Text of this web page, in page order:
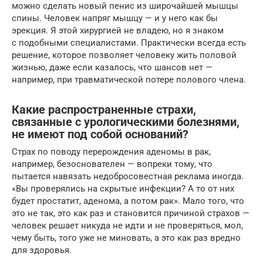
можно сделать новый пенис из широчайшей мышцы
спины. Человек напряг мышцу — и у него как бы
эрекция. Я этой хирургией не владею, но я знаком
с подобными специалистами. Практически всегда есть
решение, которое позволяет человеку жить половой
жизнью, даже если казалось, что шансов нет —
например, при травматической потере полового члена.
Какие распространенные страхи,
связанные с урологическими болезнями,
не имеют под собой оснований?
Страх по поводу перерождения аденомы в рак,
например, безоснователен — вопреки тому, что
пытается навязать недобросовестная реклама иногда.
«Вы проверялись на скрытые инфекции? А то от них
будет простатит, аденома, а потом рак». Мало того, что
это не так, это как раз и становится причиной страхов —
человек решает никуда не идти и не проверяться, мол,
чему быть, того уже не миновать, а это как раз вредно
для здоровья.